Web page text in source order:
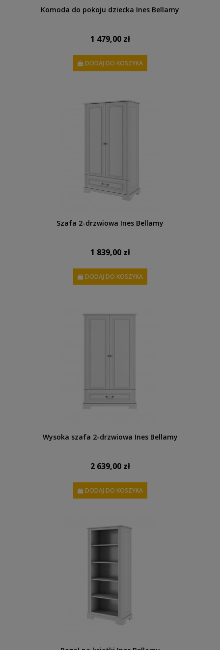
Komoda do pokoju dziecka Ines Bellamy
1 479,00 zł
DODAJ DO KOSZYKA
Szafa 2-drzwiowa Ines Bellamy
1 839,00 zł
DODAJ DO KOSZYKA
Wysoka szafa 2-drzwiowa Ines Bellamy
2 639,00 zł
DODAJ DO KOSZYKA